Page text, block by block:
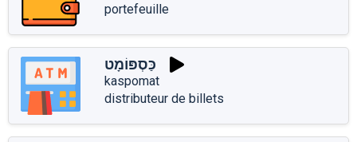
portefeuille
כַּסְפּוֹמָט
kaspomat
distributeur de billets